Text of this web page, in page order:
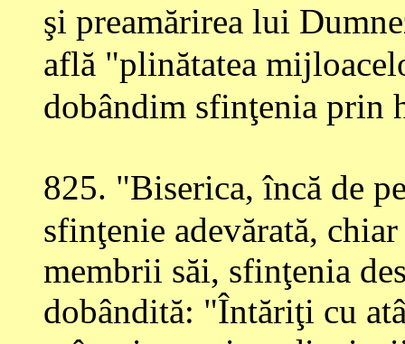
şi preamărirea lui
află "plinătatea
dobândim sfinţenia prin
825. "Biserica, încă de
sfinţenie adevărată,
membrii săi, sfinţenia
dobândită: "Întăriţi cu